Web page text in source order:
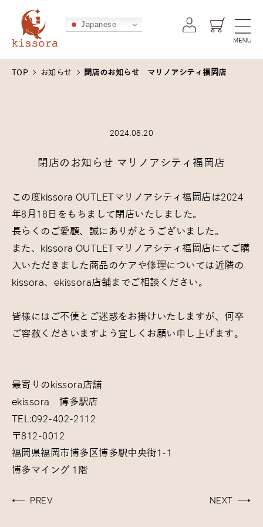
kissora公式オンラインショップ - 日本
TOP お知らせ 閉店のお知らせ マリノアシティ福岡店
2024.08.20
閉店のお知らせ マリノアシティ福岡店
この度kissora OUTLETマリノアシティ福岡店は2024
年8月18日をもちまして閉店いたしました。
長らくのご愛顧、誠にありがとうございました。
また、kissora OUTLETマリノアシティ福岡店にてご購
入いただきました商品のケアや修理については近隣の
kissora、ekissora店舗までご相談ください。
皆様にはご不便とご迷惑をお掛けいたしますが、何卒
ご容赦くださいますよう宜しくお願い申し上げます。
最寄りのkissora店舗
ekissora 博多駅店
TEL:092-402-2112
〒812-0012
福岡県福岡市博多区博多駅中央街1-1
博多マイング 1階
投
PREV NEXT
Japanese